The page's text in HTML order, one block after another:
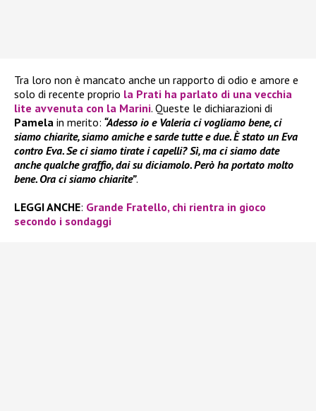
Tra loro non è mancato anche un rapporto di odio e amore e
solo di recente proprio la Prati ha parlato di una vecchia
lite avvenuta con la Marini. Queste le dichiarazioni di
Pamela in merito: “Adesso io e Valeria ci vogliamo bene, ci
siamo chiarite, siamo amiche e sarde tutte e due. È stato un Eva
contro Eva. Se ci siamo tirate i capelli? Sì, ma ci siamo date
anche qualche graffio, dai su diciamolo. Però ha portato molto
bene. Ora ci siamo chiarite”.
LEGGI ANCHE: Grande Fratello, chi rientra in gioco
secondo i sondaggi